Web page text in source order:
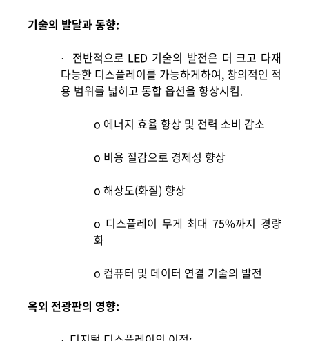
기술의 발달과 동향:
·
전반적으로 LED 기술의 발전은 더 크고 다재
다능한 디스플레이를 가능하게하여, 창의적인 적
용 범위를 넓히고 통합 옵션을 향상시킴.
o 에너지 효율 향상 및 전력 소비 감소
o 비용 절감으로 경제성 향상
o 해상도(화질) 향상
o 디스플레이 무게 최대 75%까지 경량
화
o 컴퓨터 및 데이터 연결 기술의 발전
옥외 전광판의 영향: